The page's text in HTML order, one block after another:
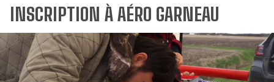
INSCRIPTION À AÉRO GARNEAU